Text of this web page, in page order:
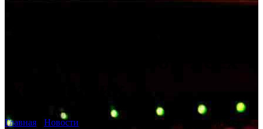
Главная Новости
Уроки вокала — проводим набор всех